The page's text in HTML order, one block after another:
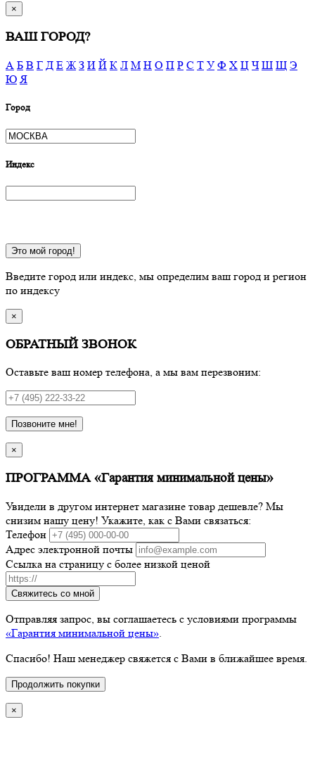
×
ВАШ ГОРОД?
А Б В Г Д Е Ж З И Й К Л М Н О П Р С Т У Ф Х Ц Ч Ш Щ Э
Ю Я
Город
Индекс
Это мой город!
Введите город или индекс, мы определим ваш город и регион
по индексу
×
ОБРАТНЫЙ ЗВОНОК
Оставьте ваш номер телефона, а мы вам перезвоним:
Позвоните мне!
×
ПРОГРАММА «Гарантия минимальной цены»
Увидели в другом интернет магазине товар дешевле? Мы
снизим нашу цену! Укажите, как с Вами связаться:
Телефон
Адрес электронной почты
Ссылка на страницу с более низкой ценой
Свяжитесь со мной
Отправляя запрос, вы соглашаетесь с условиями программы
«Гарантия минимальной цены»
Спасибо! Наш менеджер свяжется с Вами в ближайшее время.
Продолжить покупки
×